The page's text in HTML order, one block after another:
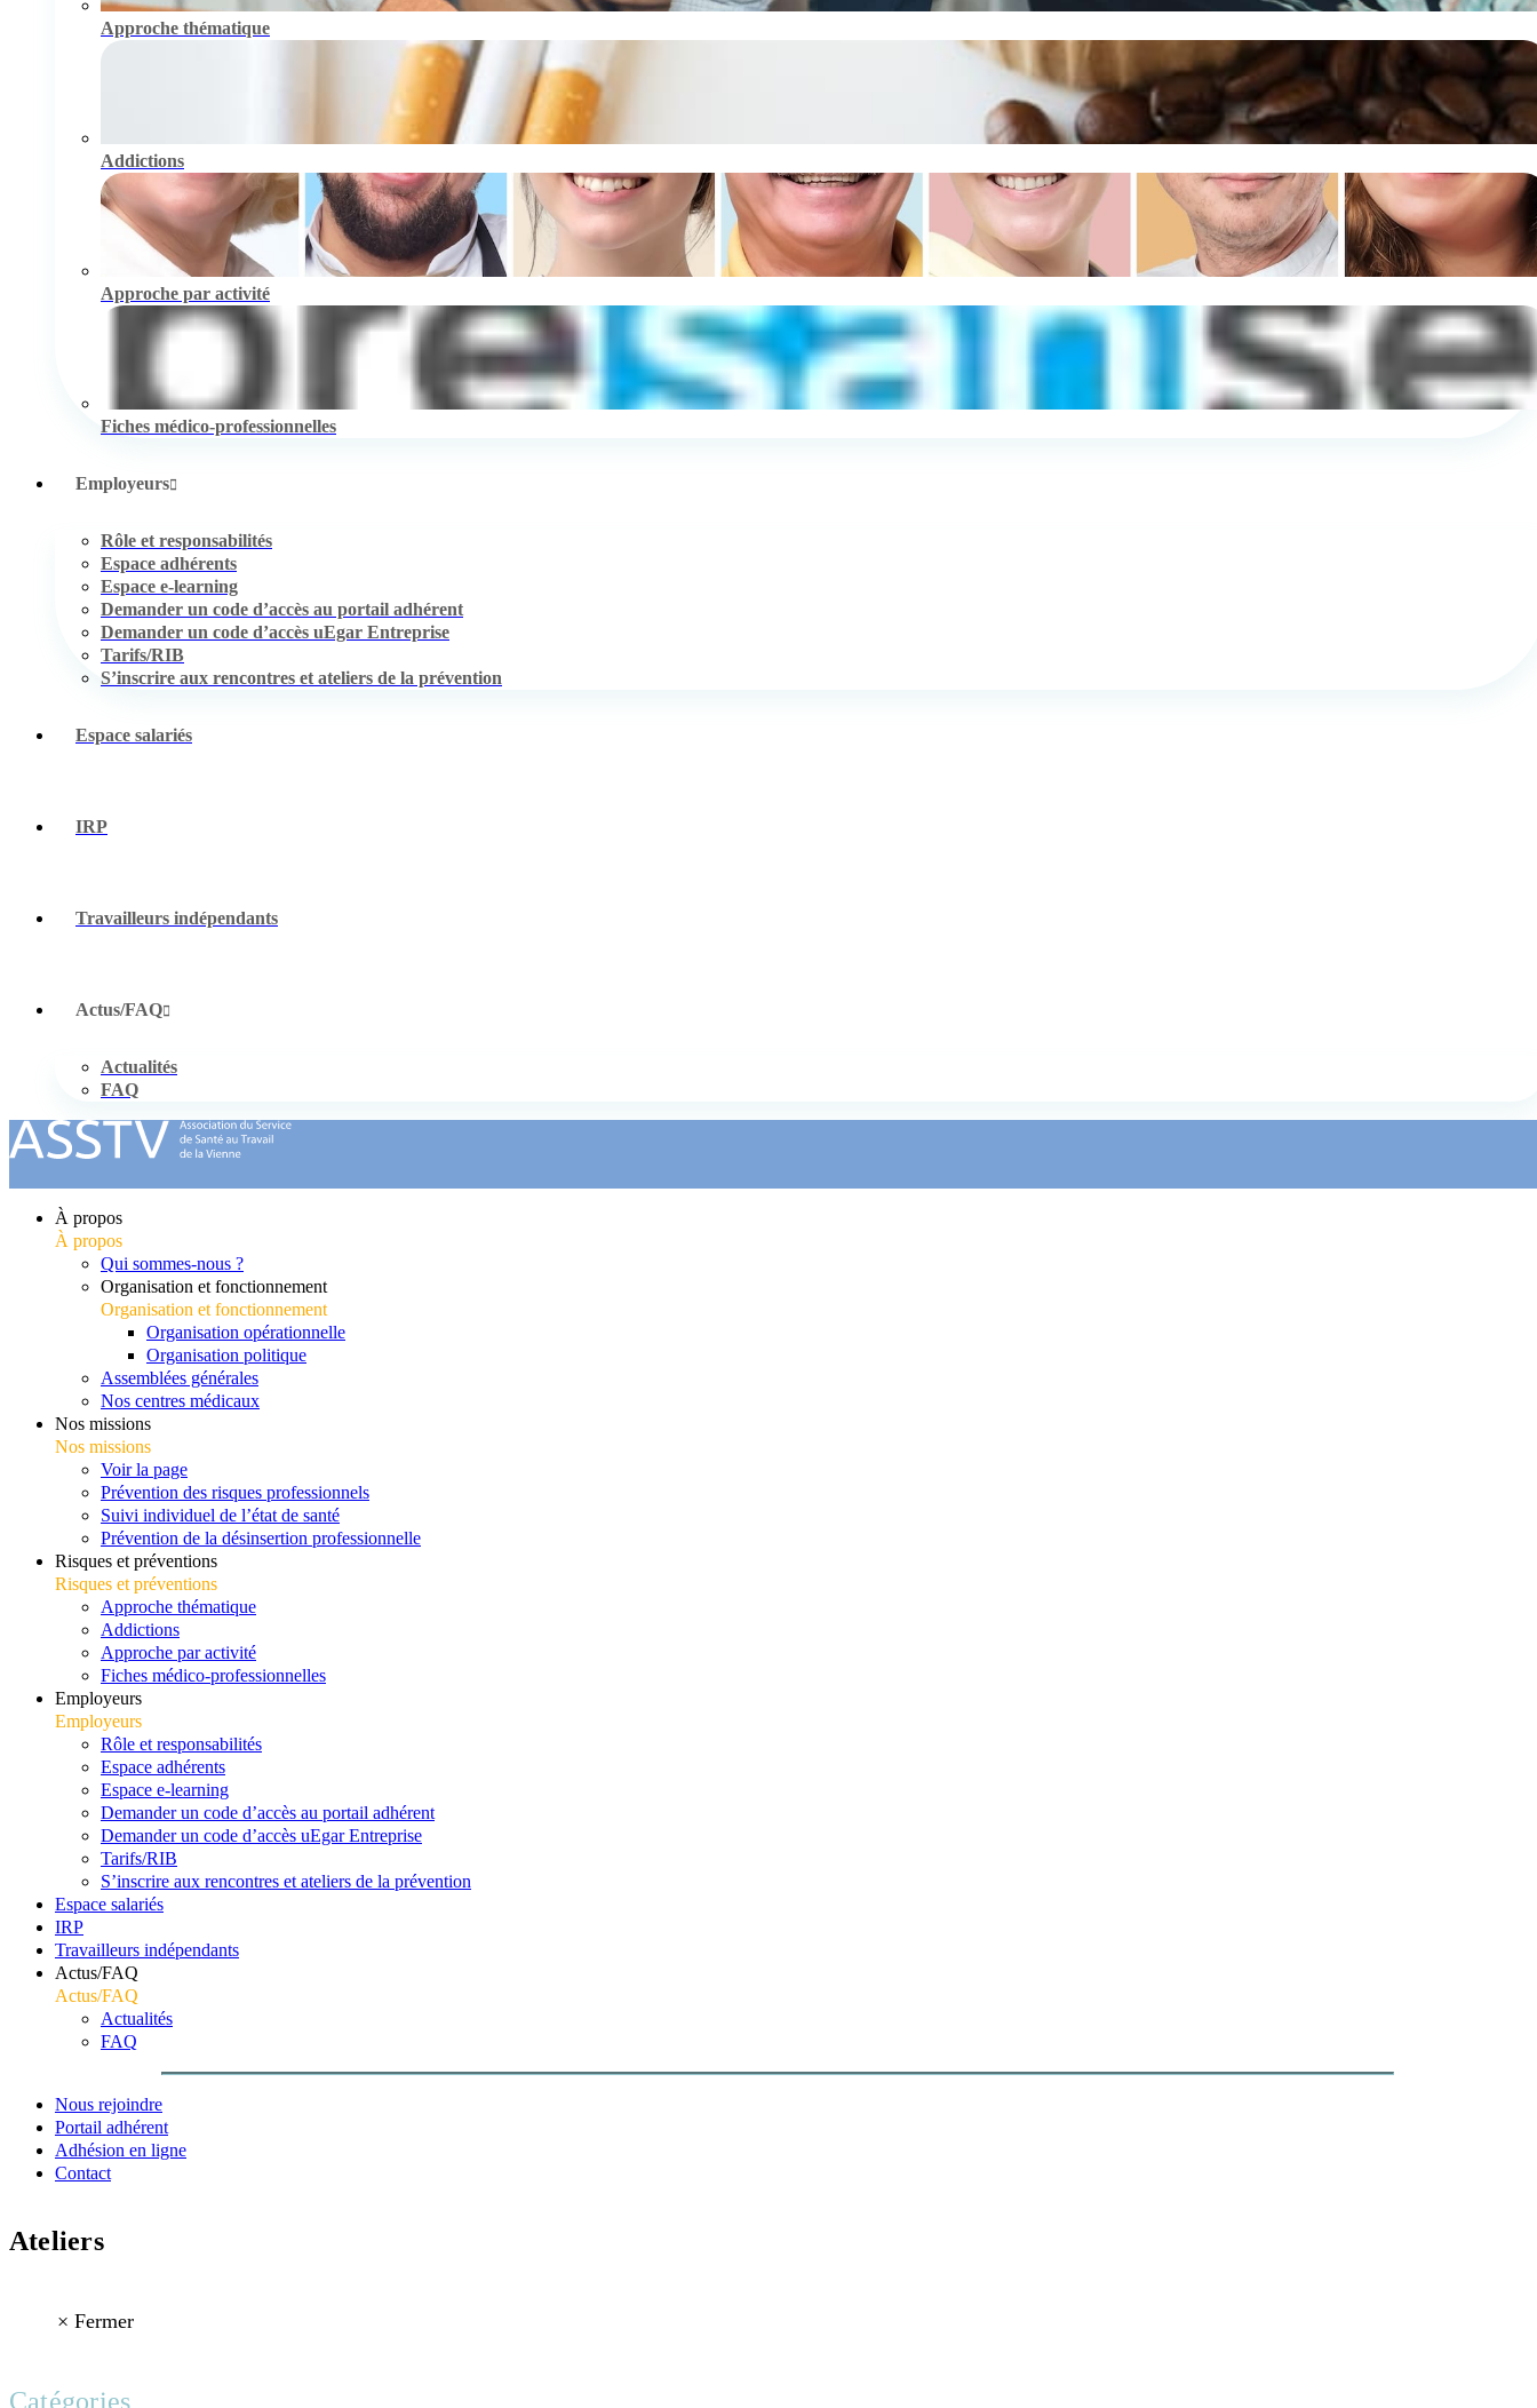
Approche thématique
Addictions
Approche par activité
Fiches médico-professionnelles
Employeurs
Rôle et responsabilités
Espace adhérents
Espace e-learning
Demander un code d’accès au portail adhérent
Demander un code d’accès uEgar Entreprise
Tarifs/RIB
S’inscrire aux rencontres et ateliers de la prévention
Espace salariés
IRP
Travailleurs indépendants
Actus/FAQ
Actualités
FAQ
À propos
À propos
Qui sommes-nous ?
Organisation et fonctionnement
Organisation et fonctionnement
Organisation opérationnelle
Organisation politique
Assemblées générales
Nos centres médicaux
Nos missions
Nos missions
Voir la page
Prévention des risques professionnels
Suivi individuel de l’état de santé
Prévention de la désinsertion professionnelle
Risques et préventions
Risques et préventions
Approche thématique
Addictions
Approche par activité
Fiches médico-professionnelles
Employeurs
Employeurs
Rôle et responsabilités
Espace adhérents
Espace e-learning
Demander un code d’accès au portail adhérent
Demander un code d’accès uEgar Entreprise
Tarifs/RIB
S’inscrire aux rencontres et ateliers de la prévention
Espace salariés
IRP
Travailleurs indépendants
Actus/FAQ
Actus/FAQ
Actualités
FAQ
Nous rejoindre
Portail adhérent
Adhésion en ligne
Contact
Ateliers
Archive par Catégorie "Ateliers"
× Fermer
Catégories